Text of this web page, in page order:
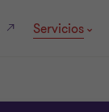
Servicios